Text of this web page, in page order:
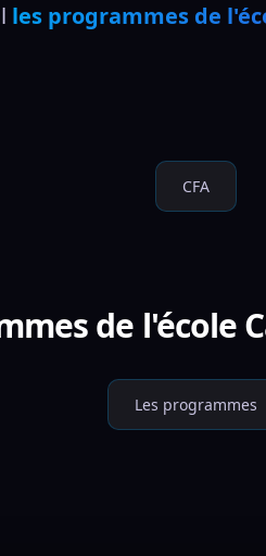
les programmes de
CFA
de l'école
Les programmes